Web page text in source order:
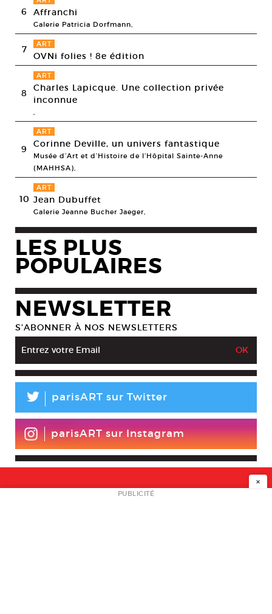
6 Affranchi
Galerie Patricia Dorfmann,
7 ART
OVNi folies ! 8e édition
8
ART
Charles Lapicque. Une collection privée
inconnue
9
ART
Corinne Deville, un univers fantastique
Musée d’Art et d’Histoire de l’Hôpital Sainte-Anne
(MAHHSA),
10
ART
Jean Dubuffet
Galerie Jeanne Bucher Jaeger,
LES PLUS
POPULAIRES
NEWSLETTER
S’ABONNER À NOS NEWSLETTERS
L parisART sur Twitter
parisART sur Instagram
NEWSLETTER
×
PUBLICITÉ